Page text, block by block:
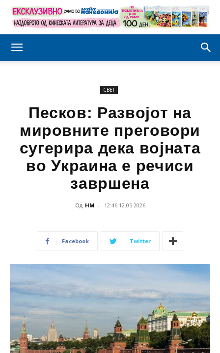
СВЕТ
Песков: Развојот на
мировните преговори
сугерира дека војната
во Украина е речиси
завршена
Од НМ - 12:46 12.05.2026
Facebook Twitter